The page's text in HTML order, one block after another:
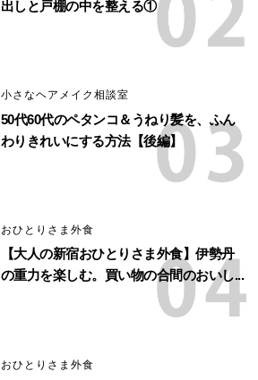
出しと戸棚の中を整える①
小さなヘアメイク相談室
50代60代のペタンコ＆うねり髪を、ふん
わりきれいにする方法【後編】
おひとりさま外食
【大人の新宿おひとりさま外食】伊勢丹
の重力を楽しむ。買い物の合間のおいし...
おひとりさま外食